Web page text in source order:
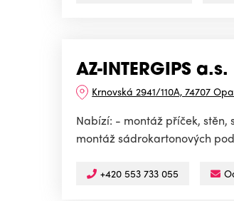
AZ-INTERGIPS a.s.
Krnovská 2941/110A, 74707
Nabízí: - montáž příček,
montáž sádrokartonových
+420 553 733 055